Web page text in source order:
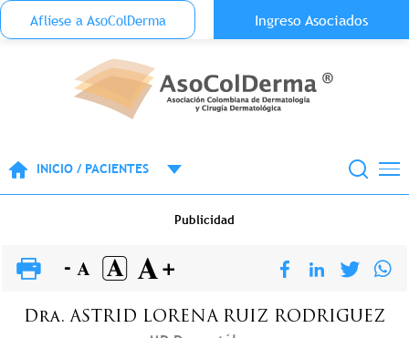
Pasar al contenido principal
Menu Top Anónimo
Aflíese a AsoColDerma Ingreso Asociados
INICIO / PACIENTES
Publicidad
Dra. ASTRID LORENA RUIZ RODRIGUEZ